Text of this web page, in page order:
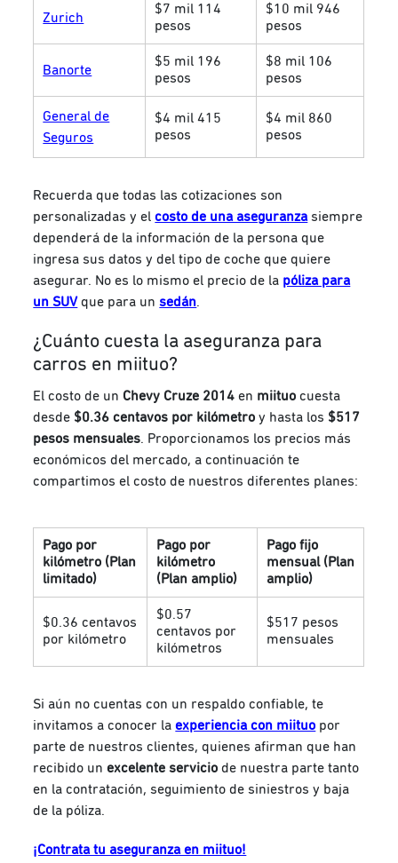
Zurich
$7 mil 114
pesos
$10 mil 946
pesos
Banorte
$5 mil 196
pesos
$8 mil 106
pesos
General de
Seguros
$4 mil 415
pesos
$4 mil 860
pesos
Recuerda que todas las cotizaciones son
personalizadas y elcosto de una aseguranza siempre
dependerá de la información de la persona que
ingresa sus datos y del tipo de coche que quiere
asegurar. No es lo mismo el precio de la póliza para
un SUVque para unsedán.
¿Cuánto cuesta la aseguranza para
carros en miituo?
El costo de un Chevy Cruze 2014 en miituo cuesta
desde $0.36 centavos por kilómetro y hasta los $517
pesos mensuales. Proporcionamos los precios más
económicos del mercado, a continuación te
compartimos el costo de nuestros diferentes planes:
Pago por
kilómetro (Plan
limitado)
Pago por
kilómetro
(Plan amplio)
Pago fijo
mensual (Plan
amplio)
$0.36 centavos
por kilómetro
$0.57
centavos por
kilómetros
$517 pesos
mensuales
Si aún no cuentas con un respaldo confiable, te
invitamos a conocer laexperiencia con miituo por
parte de nuestros clientes, quienes afirman que han
recibido unexcelente servicio de nuestra parte tanto
en la contratación, seguimiento de siniestros y baja
de la póliza.
¡Contrata tu aseguranza en miituo!